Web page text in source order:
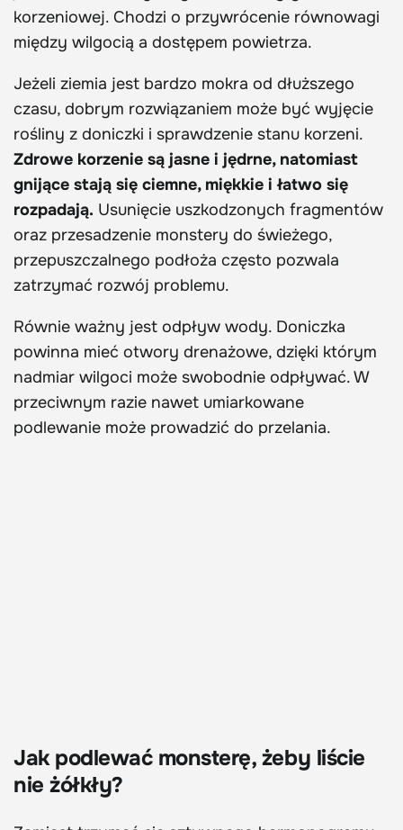
korzeniowej. Chodzi o przywrócenie równowagi
między wilgocią a dostępem powietrza.
Jeżeli ziemia jest bardzo mokra od dłuższego
czasu, dobrym rozwiązaniem może być wyjęcie
rośliny z doniczki i sprawdzenie stanu korzeni.
Zdrowe korzenie są jasne i jędrne, natomiast
gnijące stają się ciemne, miękkie i łatwo się
rozpadają. Usunięcie uszkodzonych fragmentów
oraz przesadzenie monstery do świeżego,
przepuszczalnego podłoża często pozwala
zatrzymać rozwój problemu.
Równie ważny jest odpływ wody. Doniczka
powinna mieć otwory drenażowe, dzięki którym
nadmiar wilgoci może swobodnie odpływać. W
przeciwnym razie nawet umiarkowane
podlewanie może prowadzić do przelania.
Jak podlewać monsterę, żeby liście
nie żółkły?